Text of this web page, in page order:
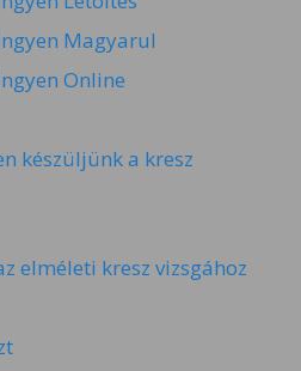
Magyarul
Online
készüljünk a kresz
elméleti kresz vizsgához